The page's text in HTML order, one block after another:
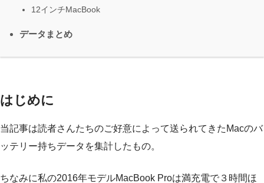
12インチMacBook
データまとめ
はじめに
当記事は読者さんたちのご好意によって送られてきたMacのバ
ッテリー持ちデータを集計したもの。
ちなみに私の2016年モデルMacBook Proは満充電で３時間ほ